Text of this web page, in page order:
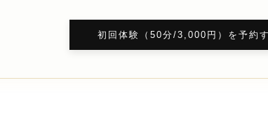
初回体験（50分/3,000円）を予約